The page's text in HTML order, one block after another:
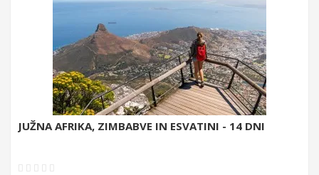
JUŽNA AFRIKA, ZIMBABVE IN ESVATINI - 14 DNI